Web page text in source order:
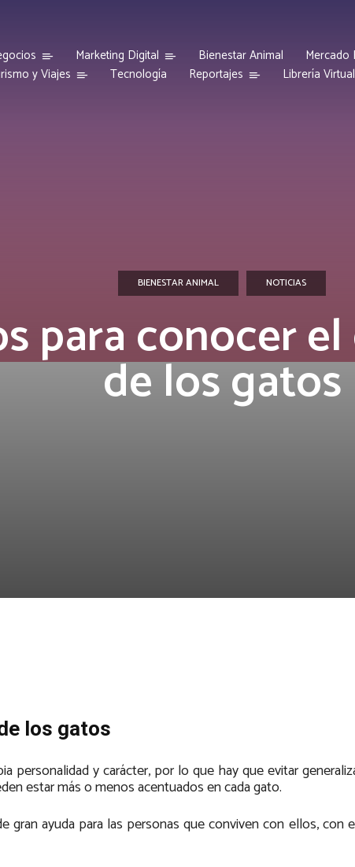
Marketing Digital Bienestar Animal
Mercado
y Viajes
Tecnología Reportajes Librería Virtual
BIENESTAR ANIMAL NOTICIAS
para conocer
de los gatos
los gatos
personalidad y carácter, por lo que hay que evitar
estar más o menos acentuados en cada gato.
gran ayuda para las personas que conviven con ellos,